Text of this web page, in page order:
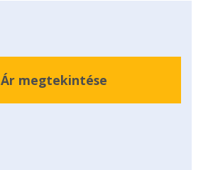
Ár megtekintése